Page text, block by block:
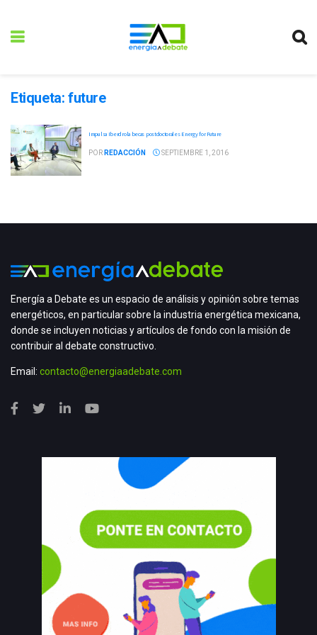
Etiqueta: future
Impulsa Iberdrola becas postdoctorales Energy for Future
POR REDACCIÓN SEPTIEMBRE 1, 2016
Energía a Debate es un espacio de análisis y opinión sobre temas
energéticos, en particular sobre la industria energética mexicana,
donde se incluyen noticias y artículos de fondo con la misión de
contribuir al debate constructivo.
Email: contacto@energiaadebate.com